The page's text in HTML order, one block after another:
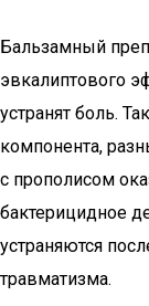
Бальзамный
эвкалиптового
устранят боль.
компонента,
с прополисом
бактерицидное
устраняются
травматизма.